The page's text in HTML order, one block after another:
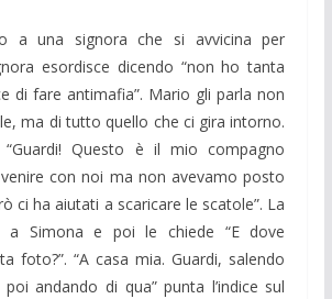
a una signora che si avvicina per
esordisce dicendo “non ho tanta
di fare antimafia”. Mario gli parla non
ma di tutto quello che ci gira intorno.
“Guardi! Questo è il mio compagno
con noi ma non avevamo posto
ci ha aiutati a scaricare le scatole”. La
a Simona e poi le chiede “E dove
foto?”. “A casa mia. Guardi, salendo
andando di qua” punta l’indice sul